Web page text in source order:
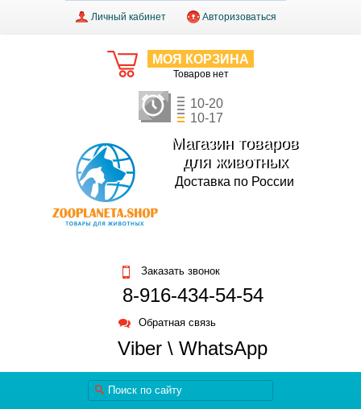
Личный кабинет Авторизоваться
МОЯ КОРЗИНА
Товаров нет
10-20
10-17
Магазин товаров
для животных
Доставка по России
Заказать звонок
8-916-434-54-54
Обратная связь
Viber \ WhatsApp